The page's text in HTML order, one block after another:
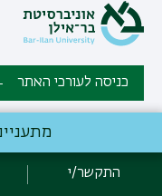
כניסה לעורכי האתר
כל הזכויות שמורות למערך
5318406 | פקס: 03-7369904 |התקשר/י